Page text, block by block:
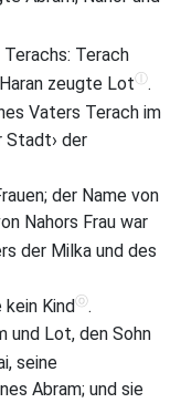
Terachs: Terach
zeugte Lotⓛ.
Vaters Terach im
Stadt› der
der Name von
Nahors Frau war
der Milka und des
Kindⓞ.
und Lot, den Sohn
seine
Abram; und sie